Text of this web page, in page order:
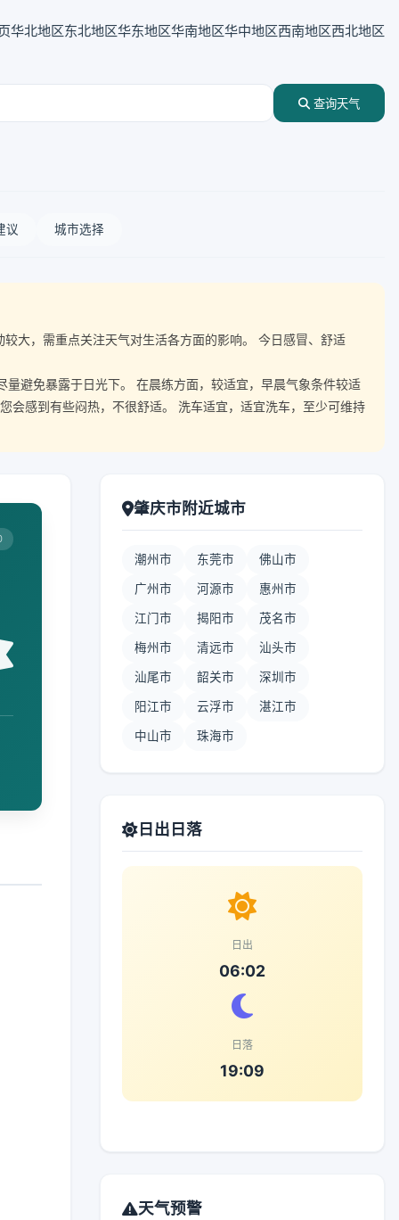
华北地区东北地区华东地区华南地区华中地区西南地区西北地区
查询天气
议 城市选择
，需重点关注天气对生活各方面的影响。 今日感冒、舒适
避免暴露于日光下。 在晨练方面，较适宜，早晨气象条件较适
会感到有些闷热，不很舒适。 洗车适宜，适宜洗车，至少可维持
肇庆市附近城市
潮州市 东莞市 佛山市
广州市 河源市 惠州市
江门市 揭阳市 茂名市
梅州市 清远市 汕头市
汕尾市 韶关市 深圳市
阳江市 云浮市 湛江市
中山市 珠海市
日出日落
日出
06:02
日落
19:09
天气预警